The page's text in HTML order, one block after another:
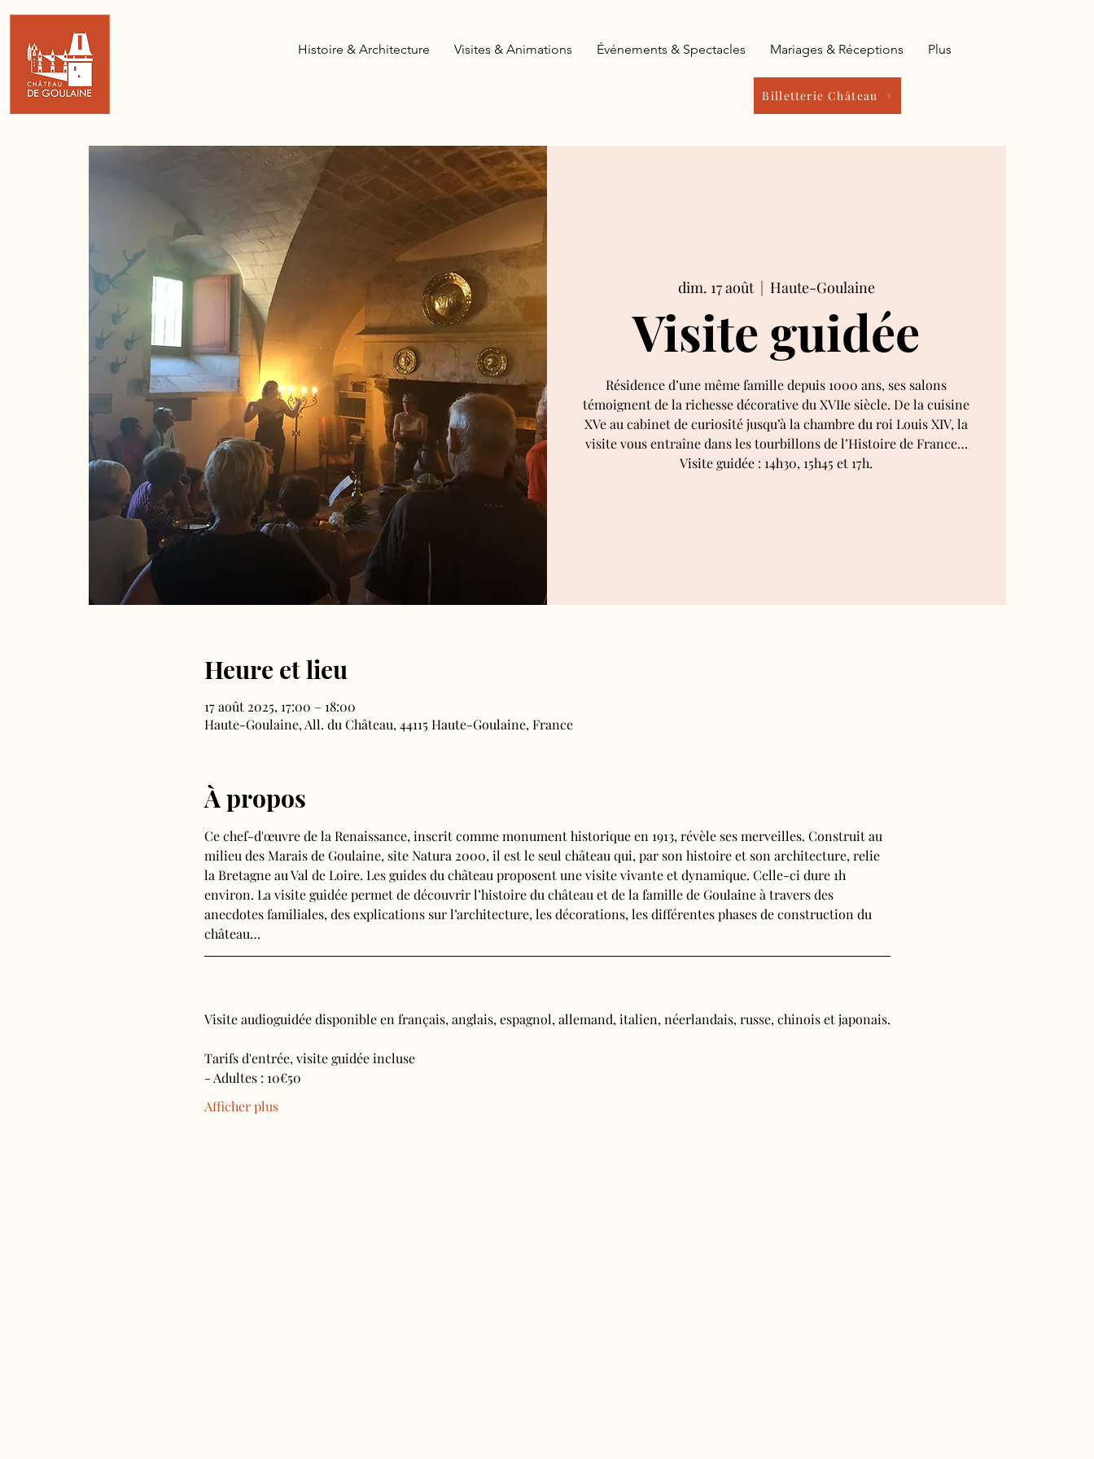
Billetterie Château
Histoire & Architecture Visites & Animations Événements & Spectacles Mariages & Réceptions Plus
dim. 17 août
  |
Haute-Goulaine
Visite guidée
Résidence d’une même famille depuis 1000 ans, ses salons
témoignent de la richesse décorative du XVIIe siècle. De la cuisine
XVe au cabinet de curiosité jusqu’à la chambre du roi Louis XIV, la
visite vous entraîne dans les tourbillons de l’Histoire de France…
Visite guidée : 14h30, 15h45 et 17h.
Heure et lieu
17 août 2025, 17:00 – 18:00
Haute-Goulaine, All. du Château, 44115 Haute-Goulaine, France
À propos
Ce chef-d'œuvre de la Renaissance, inscrit comme monument historique en 1913, révèle ses merveilles. Construit au
milieu des Marais de Goulaine, site Natura 2000, il est le seul château qui, par son histoire et son architecture, relie
la Bretagne au Val de Loire. Les guides du château proposent une visite vivante et dynamique. Celle-ci dure 1h
environ. La visite guidée permet de découvrir l’histoire du château et de la famille de Goulaine à travers des
anecdotes familiales, des explications sur l’architecture, les décorations, les différentes phases de construction du
château…
Visite audioguidée disponible en français, anglais, espagnol, allemand, italien, néerlandais, russe, chinois et japonais.
Tarifs d'entrée, visite guidée incluse
- Adultes : 10€50
Afficher plus